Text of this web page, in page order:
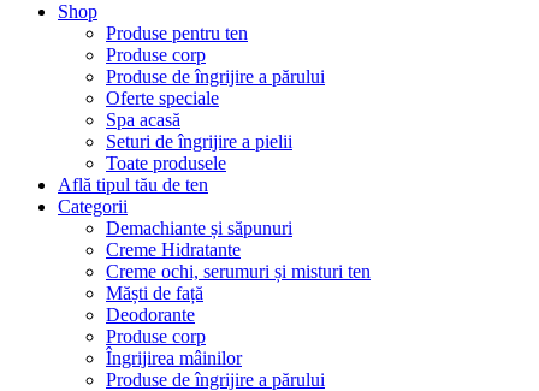
Shop
Produse pentru ten
Produse corp
Produse de îngrijire a părului
Oferte speciale
Spa acasă
Seturi de îngrijire a pielii
Toate produsele
Află tipul tău de ten
Categorii
Demachiante și săpunuri
Creme Hidratante
Creme ochi, serumuri și misturi ten
Măști de față
Deodorante
Produse corp
Îngrijirea mâinilor
Produse de îngrijire a părului